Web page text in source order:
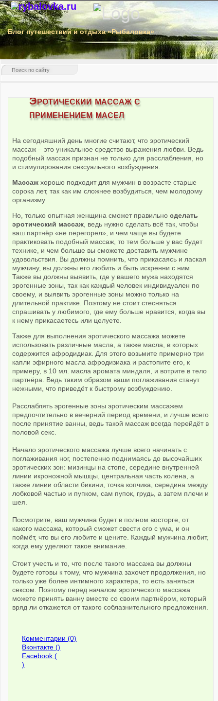
Блог путешествий и отдыха «Рыбаловка»
Эротический массаж с
применением масел
На сегодняшний день многие считают, что эротический
массаж – это уникальное средство выражения любви. Ведь
подобный массаж признан не только для расслабления, но
и стимулирования сексуального возбуждения.
Массаж хорошо подходит для мужчин в возрасте старше
сорока лет, так как им сложнее возбудиться, чем молодому
организму.
Но, только опытная женщина сможет правильносделать
эротический массаж, ведь нужно сделать всё так, чтобы
ваш партнёр «не перегорел», и чем чаще вы будете
практиковать подобный массаж, то тем больше у вас будет
технике, и чем больше вы сможете доставить мужчине
удовольствия. Вы должны помнить, что прикасаясь и лаская
мужчину, вы должны его любить и быть искренни с ним.
Также вы должны выявить, где у вашего мужа находятся
эрогенные зоны, так как каждый человек индивидуален по
своему, и выявить эрогенные зоны можно только на
длительной практике. Поэтому не стоит стесняться
спрашивать у любимого, где ему больше нравится, когда вы
к нему прикасаетесь или целуете.
Также для выполнения эротического массажа можете
использовать различные масла, а также масла, в которых
содержится афродидиак. Для этого возьмите примерно три
капли эфирного масла афродизиака и растопите его, к
примеру, в 10 мл. масла аромата миндаля, и вотрите в тело
партнёра. Ведь таким образом ваши поглаживания станут
нежными, что приведёт к быстрому возбуждению.
Расслаблять эрогенные зоны эротическим массажем
предпочтительно в вечерний период времени, и лучше всего
после принятие ванны, ведь такой массаж всегда перейдёт в
половой секс.
Начало эротического массажа лучше всего начинать с
поглаживания ног, постепенно поднимаясь до высочайших
эротических зон: мизинцы на стопе, середине внутренней
линии икроножной мышцы, центральная часть колена, а
также линии области бикини, точка копчика, середина между
лобковой частью и пупком, сам пупок, грудь, а затем плечи и
шея.
Посмотрите, ваш мужчина будет в полном восторге, от
какого массажа, который сможет свести его с ума, и он
поймёт, что вы его любите и цените. Каждый мужчина любит,
когда ему уделяют такое внимание.
Стоит учесть и то, что после такого массажа вы должны
будете готовы к тому, что мужчина захочет продолжения, но
только уже более интимного характера, то есть заняться
сексом. Поэтому перед началом эротического массажа
можете принять ванну вместе со своим партнёром, который
вряд ли откажется от такого соблазнительного предложения.
Комментарии (0)
Вконтакте ()
Facebook (
)